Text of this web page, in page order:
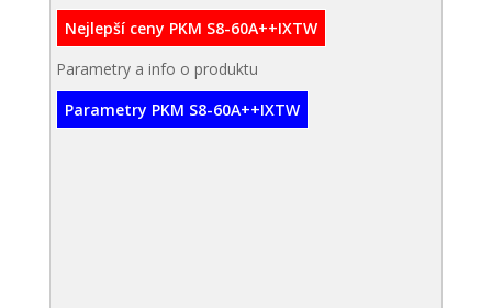
Nejlepší ceny PKM S8-60A++IXTW
Parametry a info o produktu
Parametry PKM S8-60A++IXTW